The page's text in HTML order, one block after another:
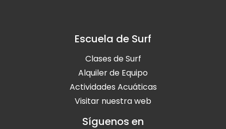
Escuela de Surf
Clases de Surf
Alquiler de Equipo
Actividades Acuáticas
Visitar nuestra web
Síguenos en